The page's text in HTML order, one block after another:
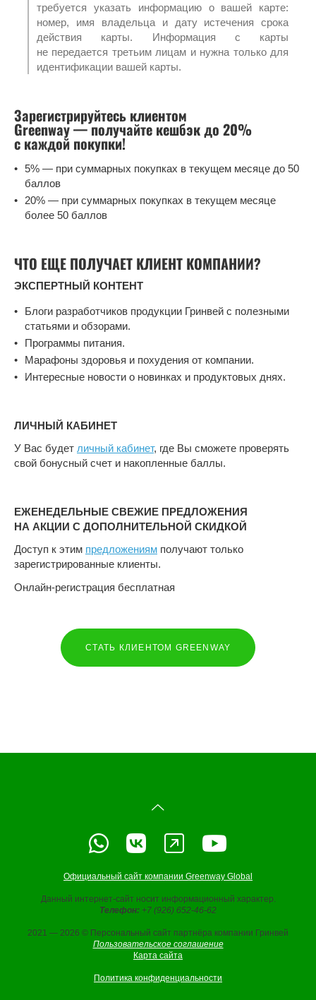
требуется указать информацию о вашей карте:
номер, имя владельца и дату истечения срока
действия карты. Информация с карты
не передается третьим лицам и нужна только для
идентификации вашей карты.
Зарегистрируйтесь клиентом
Greenway — получайте кешбэк до 20%
с каждой покупки!
5% — при суммарных покупках в текущем месяце до 50
баллов
20% — при суммарных покупках в текущем месяце
более 50 баллов
ЧТО ЕЩЕ ПОЛУЧАЕТ КЛИЕНТ КОМПАНИИ?
ЭКСПЕРТНЫЙ КОНТЕНТ
Блоги разработчиков продукции Гринвей с полезными
статьями и обзорами.
Программы питания.
Марафоны здоровья и похудения от компании.
Интересные новости о новинках и продуктовых днях.
ЛИЧНЫЙ КАБИНЕТ
У Вас будет личный кабинет, где Вы сможете проверять
свой бонусный счет и накопленные баллы.
ЕЖЕНЕДЕЛЬНЫЕ СВЕЖИЕ ПРЕДЛОЖЕНИЯ
НА АКЦИИ С ДОПОЛНИТЕЛЬНОЙ СКИДКОЙ
Доступ к этим предложениям получают только
зарегистрированные клиенты.
Онлайн-регистрация бесплатная
СТАТЬ КЛИЕНТОМ GREENWAY
Официальный сайт компании Greenway Global
Данный интернет-сайт носит информационный характер.
Телефон: +7 (926) 652-46-62
2021 — 2026 © Персональный сайт партнёра компании Гринвей
Пользовательское соглашение
Карта сайта
Политика конфиденциальности